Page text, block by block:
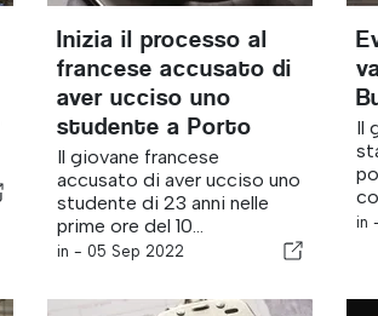
Inizia il processo al
francese accusato di
aver ucciso uno
studente a Porto
Il giovane francese
accusato di aver ucciso uno
studente di 23 anni nelle
prime ore del 10...
in - 05 Sep 2022
Il
in